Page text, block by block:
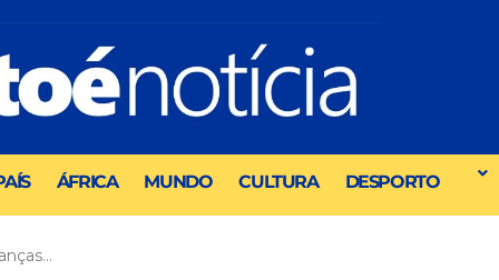
ÁFRICA MUNDO CULTURA DESPORTO